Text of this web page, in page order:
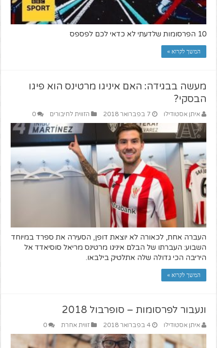
10 הפרסומות שלדעתי לא כדאי לכם לפספס
המשך לקרוא »
מעשה בבגידה: האם איניגו מרטינס הוא פיגו
הבסקי?
איתן אסטודילו 7 בפברואר 2018 הזווית לחיבורים 0
העברה אחת, לכאורה לא יוצאת דופן, הסעירה את ספרד במיוחד
השבוע: העברתו של הבלם איניגו מרטינס מריאל סוסיאדד אל
היריבה הכי גדולה שלה אתלטיק בילבאו.
המשך לקרוא »
ונעבור לפרסומות – סופרבול 2018
איתן אסטודילו 4 בפברואר 2018 זווית אחרת 0